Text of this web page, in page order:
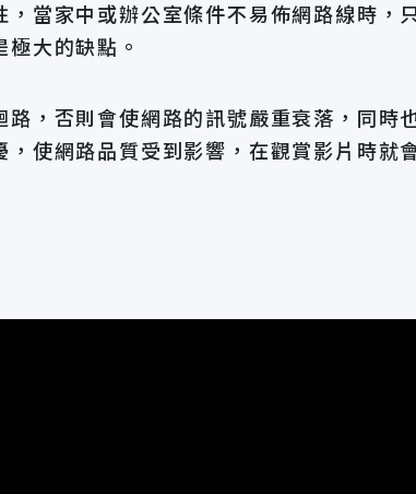
當家中或辦公室條件不易佈網路線時，
大的缺點。
，否則會使網路的訊號嚴重衰落，同時
使網路品質受到影響，在觀賞影片時就